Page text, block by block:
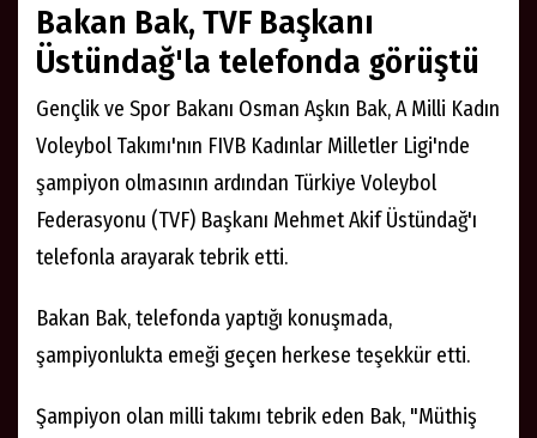
Bakan Bak, TVF Başkanı
Üstündağ'la telefonda görüştü
Gençlik ve Spor Bakanı Osman Aşkın Bak, A Milli Kadın
Voleybol Takımı'nın FIVB Kadınlar Milletler Ligi'nde
şampiyon olmasının ardından Türkiye Voleybol
Federasyonu (TVF) Başkanı Mehmet Akif Üstündağ'ı
telefonla arayarak tebrik etti.
Bakan Bak, telefonda yaptığı konuşmada,
şampiyonlukta emeği geçen herkese teşekkür etti.
Şampiyon olan milli takımı tebrik eden Bak, "Müthiş